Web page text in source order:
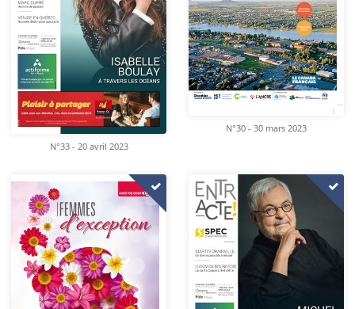
N°33 - 20 avril 2023
N°30 - 30 mars 2023